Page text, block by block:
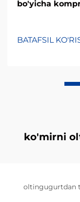
bo'yicha
BATAFSIL
ko'mirni
oltingugurtdan